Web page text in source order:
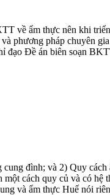
về ẩm thực nên khi
phương pháp chuyên
đạo Đề án biên soạn
đình; và 2) Quy cách
cách quy củ và có
và ẩm thực Huế nói